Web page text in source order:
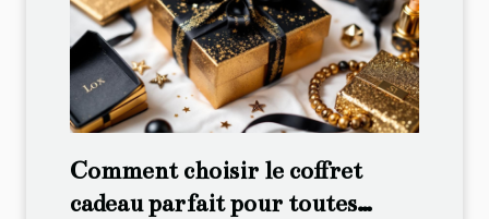
Comment choisir le coffret
cadeau parfait pour toutes